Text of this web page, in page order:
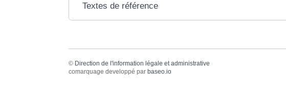
Textes de référence
© Direction de l'information légale et administrative
comarquage developpé parbaseo.io